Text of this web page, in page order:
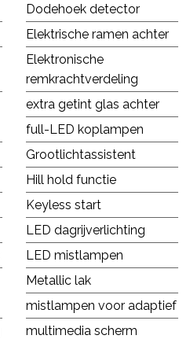
Dodehoek detector
Elektrische ramen achter
Elektronische
remkrachtverdeling
extra getint glas achter
full-LED koplampen
Grootlichtassistent
Hill hold functie
Keyless start
LED dagrijverlichting
LED mistlampen
Metallic lak
mistlampen voor adaptief
multimedia scherm